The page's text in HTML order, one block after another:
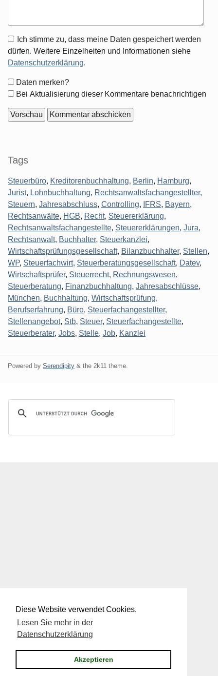
Diese Website verwendet Cookies.
Lesen Sie mehr in der
Datenschutzerklärung
Akzeptieren
Antwort
zu
Ich stimme zu, dass meine Daten gespeichert werden
dürfen. Weitere Einzelheiten und Informationen siehe
Datenschutzerklärung.
Formular-
Optionen
Daten merken?
Bei Aktualisierung dieser Kommentare benachrichtigen
Tags
Steuerbüro, Kreditorenbuchhaltung, Berlin, Hamburg,
Jurist, Lohnbuchhaltung, Rechtsanwaltsfachangestellter,
Steuern, Jahresabschluss, Controlling, IFRS, Bayern,
Rechtsanwälte, HGB, Recht, Steuererklärung,
Rechtsanwaltsfachangestellte, Steuererklärungen, Jura,
Rechtsanwalt, Buchhalter, Steuerkanzlei,
Wirtschaftsprüfungsgesellschaft, Bilanzbuchhalter, Stellen,
WP, Steuerfachwirt, Steuerberatungsgesellschaft, Datev,
Wirtschaftsprüfer, Steuerrecht, Rechnungswesen,
Steuerberatung, Finanzbuchhaltung, Jahresabschlüsse,
München, Buchhaltung, Wirtschaftsprüfung,
Berufserfahrung, Büro, Steuerfachangestellter,
Stellenangebot, Stb, Steuer, Steuerfachangestellte,
Steuerberater, Jobs, Stelle, Job, Kanzlei
Powered by Serendipity & the 2k11 theme.